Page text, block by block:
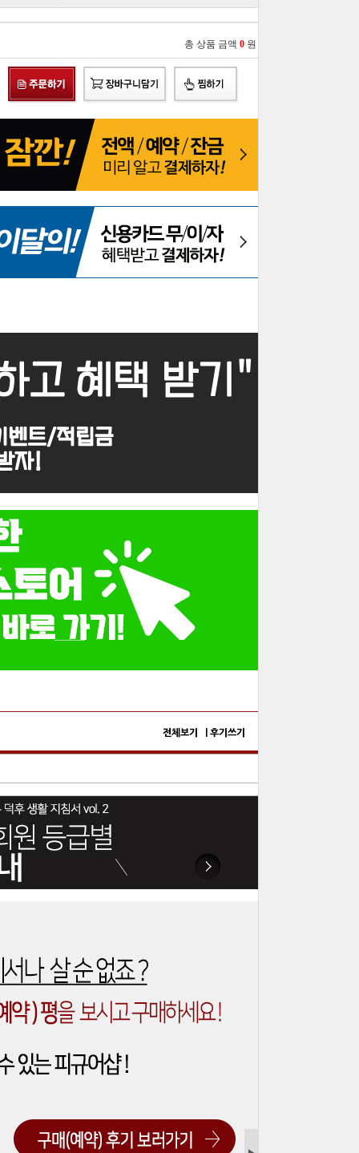
총 상품 금액 0 원
전체보기 | 후기쓰기